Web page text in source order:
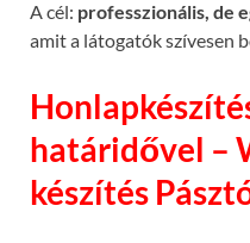
A cél: professzionális, de
amit a látogatók szívesen
határidővel –
készítés